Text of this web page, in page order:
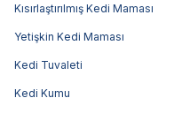
Kısırlaştırılmış Kedi Maması
Yetişkin Kedi Maması
Kedi Tuvaleti
Kedi Kumu